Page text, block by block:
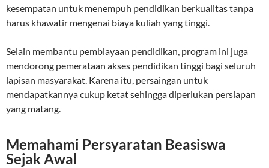
kesempatan untuk menempuh pendidikan berkualitas tanpa
harus khawatir mengenai biaya kuliah yang tinggi.
Selain membantu pembiayaan pendidikan, program ini juga
mendorong pemerataan akses pendidikan tinggi bagi seluruh
lapisan masyarakat. Karena itu, persaingan untuk
mendapatkannya cukup ketat sehingga diperlukan persiapan
yang matang.
Memahami Persyaratan Beasiswa
Sejak Awal